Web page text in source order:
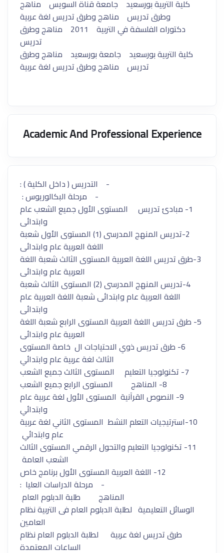
كلية التربية بورسعيد جامعة قناة السويس مناهج
وطرق تدريس مناهج وطرق تدريس لغة عربية
دكتوراه الفلسفة في التربية 2011 مناهج وطرق
تدريس
كلية التربية بورسعيد جامعة بورسعيد مناهج وطرق
تدريس مناهج وطرق تدريس لغة عربية
Academic And Professional Experience
- التدريس ( داخل الكلية ) :
- مرحلة البكالوريوس :
1- مبادئ تدريس المستوى الأول جميع الشعب عام
وابتدائى
2-تدريس المنهج المدرسى (1) المستوى الأول شعبة
اللغة العربية عام وابتدائى
3-طرق تدريس اللغة العربية المستوى الثالث شعبة اللغة
العربية عام وابتدائى
4-تدريس المنهج المدرسى (2) المستوى الثالث شعبة
اللغة العربية عام وابتدائى شعبة اللغة العربية عام
وابتدائى
5- طرق تدريس اللغة العربية المستوى الرابع شعبة اللغة
العربية عام وابتدائى
6- طرق تدريس ذوي الاحتياجات ال خاصة المستوى
الثالث لغة عربية عام وابتدائي
7- تكنولوجيا التعليم المستوى الثالث جميع الشعب
8- المناهج المستوى الرابع جميع الشعب
9- النصوص القرآنية المستوى الأول لغة عربية عام
وابتدائي
10-استرتيجيات التعلم النشط المستوى الثاني لغة عربية
عام وابتدائي
11- تكنولوجيا التعليم والتحول الرقمي المستوى الثالث
الشعب العامة
12- اللغة العربية المستوى الأول برنامج خاص
- مرحلة الدراسات العليا :
المناهج طلبة الدبلوم العام
الوسائل التعليمية لطلبة الدبلوم العام فى التربية نظام
العامين
طرق تدريس لغة عربية لطلبة الدبلوم العام نظام
الساعات المعتمدة